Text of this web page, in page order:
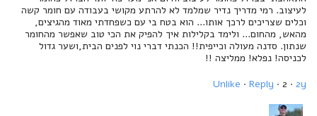
לעיצוב. רמי מדריך נדיר שמלמד לא להרתע מקושי בעבודה עם חומר קשה
וכלים שצריכים לרכך אותו... הוא בטח בי עם כשפחדתי מאוד מהגיצים,
מהאש, מהחום... ולימד בקלילות איך להפיק את הכי טוב שאפשר מהחומר
שנתון. סדנה מעולה וכייפית!! הכנתי דברי נוי לפנים הבית,ושער גדול
לכניסה! נפלא! ממליצה !!
Unlike · Reply · 2 · 2y